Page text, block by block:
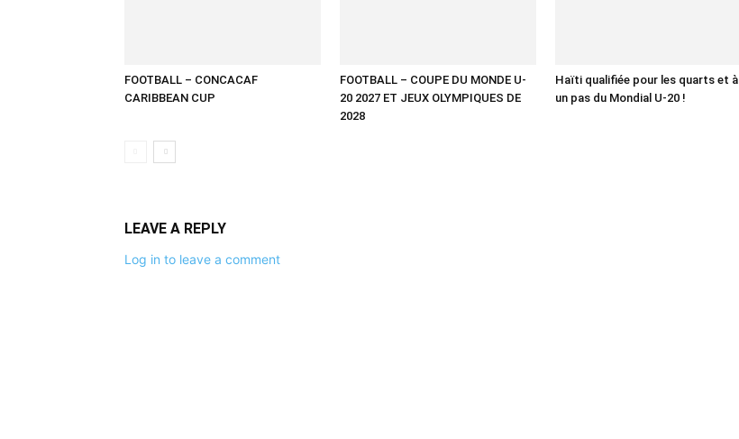
FOOTBALL – CONCACAF
CARIBBEAN CUP
FOOTBALL – COUPE DU MONDE U-
20 2027 ET JEUX OLYMPIQUES DE
2028
Haïti qualifiée pour les quarts et à
un pas du Mondial U-20 !
LEAVE A REPLY
Log in to leave a comment